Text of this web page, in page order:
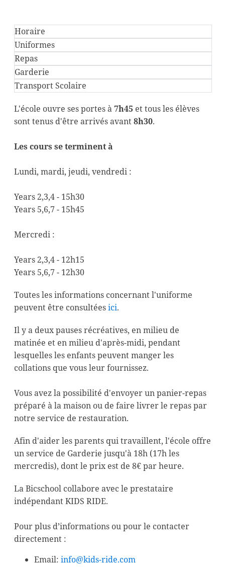
Horaire
Uniformes
Repas
Garderie
Transport Scolaire
L'école ouvre ses portes à7h45 et tous les élèves
sont tenus d'être arrivés avant8h30.
Les cours se terminent à
Lundi, mardi, jeudi, vendredi :
Years 2,3,4 - 15h30
Years 5,6,7 - 15h45
Mercredi :
Years 2,3,4 - 12h15
Years 5,6,7 - 12h30
Toutes les informations concernant l'uniforme
peuvent être consultéesici.
Il y a deux pauses récréatives, en milieu de
matinée et en milieu d'après-midi, pendant
lesquelles les enfants peuvent manger les
collations que vous leur fournissez.
Vous avez la possibilité d'envoyer un panier-repas
préparé à la maison ou de faire livrer le repas par
notre service de restauration.
Afin d'aider les parents qui travaillent, l'école offre
un service de Garderie jusqu'à 18h (17h les
mercredis), dont le prix est de 8€ par heure.
La Bicschool collabore avec le prestataire
indépendant KIDS RIDE.
Pour plus d’informations ou pour le contacter
directement :
Email: info@kids-ride.com